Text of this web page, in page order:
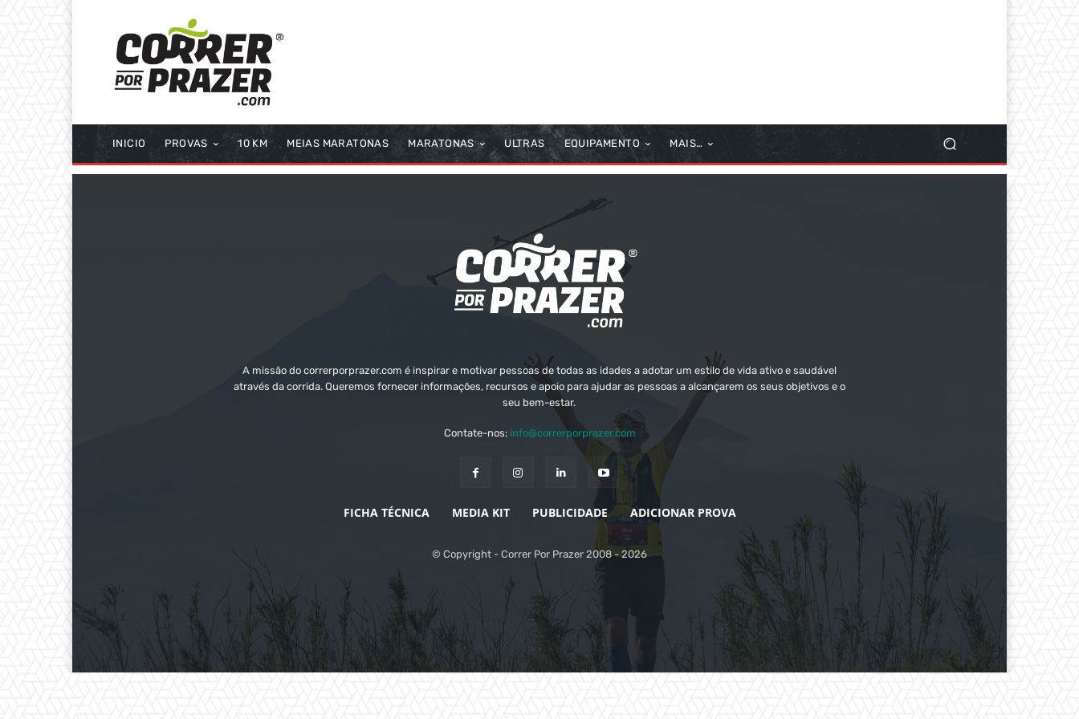
INICIO PROVAS 10 KM MEIAS MARATONAS MARATONAS ULTRAS EQUIPAMENTO MAIS…
A missão do correrporprazer.com é inspirar e motivar pessoas de todas as idades a adotar um estilo de vida ativo e saudável
através da corrida. Queremos fornecer informações, recursos e apoio para ajudar as pessoas a alcançarem os seus objetivos e o
seu bem-estar.
Contate-nos: info@correrporprazer.com
FICHA TÉCNICA MEDIA KIT PUBLICIDADE ADICIONAR PROVA
© Copyright - Correr Por Prazer 2008 - 2026